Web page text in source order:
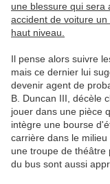
une blessure qui sera
accident de voiture
haut niveau.
Il pense alors suivre
mais ce dernier lui
devenir agent de
B. Duncan III, décèle
jouer dans une pièce
intègre une bourse
carrière dans le
une troupe de théâtre
du bus sont aussi